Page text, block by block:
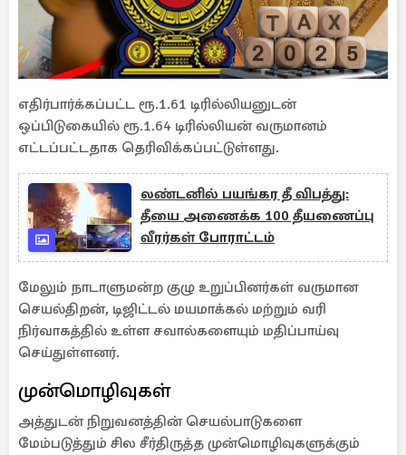
எதிர்பார்க்கப்பட்ட ரூ.1.61 டிரில்லியனுடன்
ஒப்பிடுகையில் ரூ.1.64 டிரில்லியன் வருமானம்
எட்டப்பட்டதாக தெரிவிக்கப்பட்டுள்ளது.
லண்டனில் பயங்கர தீ விபத்து:
தீயை அணைக்க 100 தீயணைப்பு
வீரர்கள் போராட்டம்
மேலும் நாடாளுமன்ற குழு உறுப்பினர்கள் வருமான
செயல்திறன், டிஜிட்டல் மயமாக்கல் மற்றும் வரி
நிர்வாகத்தில் உள்ள சவால்களையும் மதிப்பாய்வு
செய்துள்ளனர்.
முன்மொழிவுகள்
அத்துடன் நிறுவனத்தின் செயல்பாடுகளை
மேம்படுத்தும் சில சீர்திருத்த முன்மொழிவுகளுக்கும்